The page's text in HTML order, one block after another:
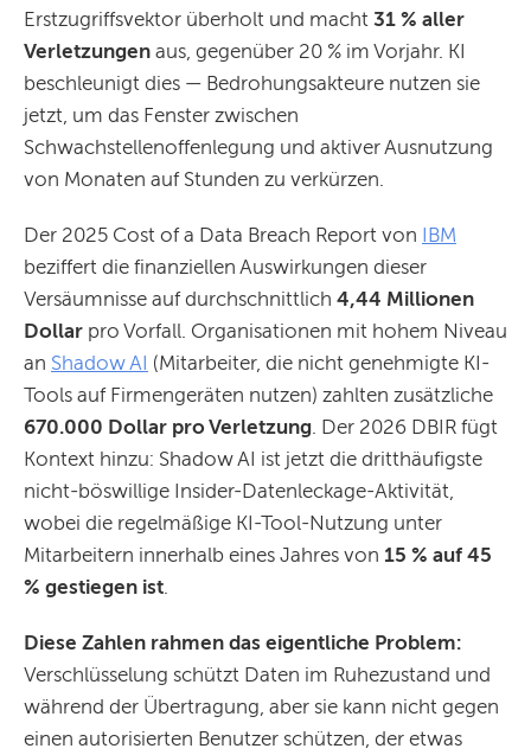
Erstzugriffsvektor überholt und macht 31 % aller
Verletzungen aus, gegenüber 20 % im Vorjahr. KI
beschleunigt dies — Bedrohungsakteure nutzen sie
jetzt, um das Fenster zwischen
Schwachstellenoffenlegung und aktiver Ausnutzung
von Monaten auf Stunden zu verkürzen.
Der 2025 Cost of a Data Breach Report von IBM
beziffert die finanziellen Auswirkungen dieser
Versäumnisse auf durchschnittlich 4,44 Millionen
Dollar pro Vorfall. Organisationen mit hohem Niveau
an Shadow AI (Mitarbeiter, die nicht genehmigte KI-
Tools auf Firmengeräten nutzen) zahlten zusätzliche
670.000 Dollar pro Verletzung . Der 2026 DBIR fügt
Kontext hinzu: Shadow AI ist jetzt die dritthäufigste
nicht-böswillige Insider-Datenleckage-Aktivität,
wobei die regelmäßige KI-Tool-Nutzung unter
Mitarbeitern innerhalb eines Jahres von 15 % auf 45
% gestiegen ist
Diese Zahlen rahmen das eigentliche Problem:
Verschlüsselung schützt Daten im Ruhezustand und
während der Übertragung, aber sie kann nicht gegen
einen autorisierten Benutzer schützen, der etwas